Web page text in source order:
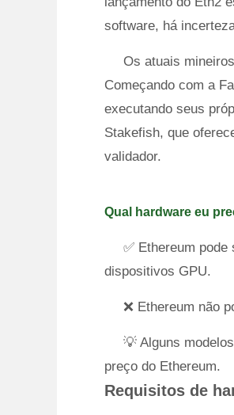
software, há
Os atuais
Começando com a
executando seus
Stakefish, que
validador.
Qual hardware eu
✅ Ethereum
dispositivos GPU.
❌ Ethereum não
💡 Alguns
preço do Ethereum.
Requisitos de